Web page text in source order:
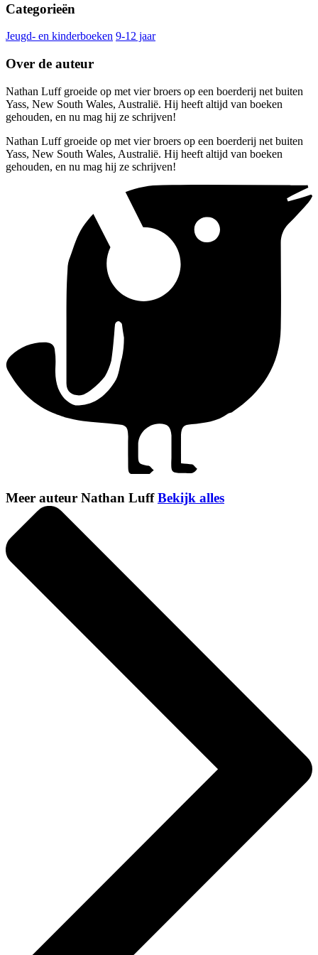
Categorieën
Jeugd- en kinderboeken 9-12 jaar
Over de auteur
Nathan Luff groeide op met vier broers op een boerderij net buiten
Yass, New South Wales, Australië. Hij heeft altijd van boeken
gehouden, en nu mag hij ze schrijven!
Nathan Luff groeide op met vier broers op een boerderij net buiten
Yass, New South Wales, Australië. Hij heeft altijd van boeken
gehouden, en nu mag hij ze schrijven!
Meer auteur Nathan LuffBekijk alles